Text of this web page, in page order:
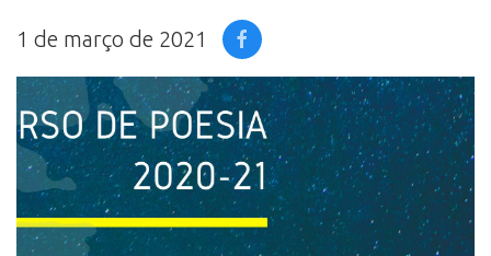
1 de março de 2021